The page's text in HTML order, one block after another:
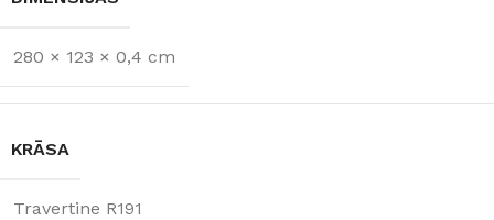
280 × 123 × 0,4 cm
KRĀSA
Travertine R191